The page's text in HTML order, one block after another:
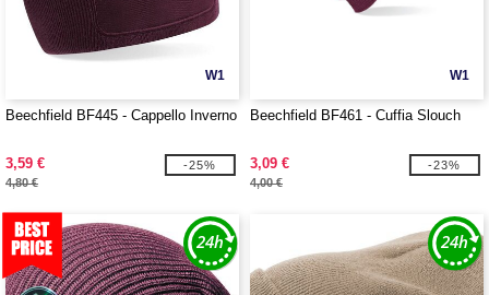
W1
Beechfield BF445 - Cappello Inverno
3,59 €
4,80 €
-25%
W1
Beechfield BF461 - Cuffia Slouch
3,09 €
4,00 €
-23%